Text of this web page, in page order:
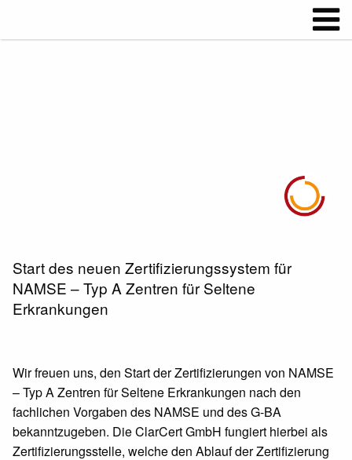
Start des neuen Zertifizierungssystem für
NAMSE – Typ A Zentren für Seltene
Erkrankungen
Wir freuen uns, den Start der Zertifizierungen von NAMSE
– Typ A Zentren für Seltene Erkrankungen nach den
fachlichen Vorgaben des NAMSE und des G-BA
bekanntzugeben. Die ClarCert GmbH fungiert hierbei als
Zertifizierungsstelle, welche den Ablauf der Zertifizierung